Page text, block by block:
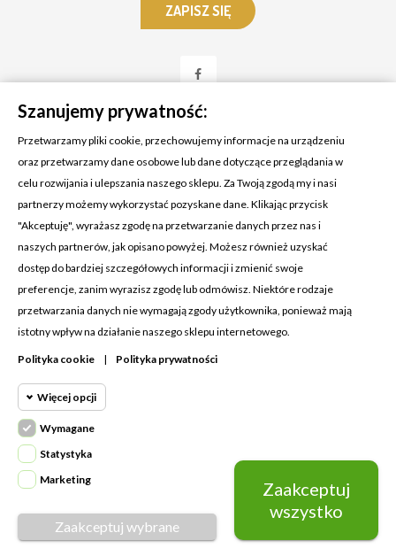
KONTAKT Z NAMI
Adres:
Cosmetic4car
Budzisz 73A
39-200 Dębica
Dominik:
Klaudia: +48 730634730
MOJE KONTO
PRODUKTY
NASZA FIRMA
Napisz do nas
Szanujemy prywatność:
Przetwarzamy pliki cookie, przechowujemy informacje na urządzeniu
oraz przetwarzamy dane osobowe lub dane dotyczące przeglądania w
celu rozwijania i ulepszania naszego sklepu. Za Twoją zgodą my i nasi
partnerzy możemy wykorzystać pozyskane dane. Klikając przycisk
"Akceptuję", wyrażasz zgodę na przetwarzanie danych przez nas i
naszych partnerów, jak opisano powyżej. Możesz również uzyskać
dostęp do bardziej szczegółowych informacji i zmienić swoje
preferencje, zanim wyrazisz zgodę lub odmówisz. Niektóre rodzaje
przetwarzania danych nie wymagają zgody użytkownika, ponieważ mają
istotny wpływ na działanie naszego sklepu internetowego.
Polityka cookie | Polityka prywatności
Więcej opcji
Wymagane
Wymagane pliki cookie oraz cookie
HttpOnly. Pliki cookie wymagane do
przeglądania witryny i korzystania z jej
podstawowych funkcji. Te pliki cookie
Cookie
Cookie
Wymagane
Statystyka
Marketing
Zaakceptuj wybrane
Zaakceptuj
wszystko
© Copyright 2026 Cosmetic4car | Wykonanie:Grupago